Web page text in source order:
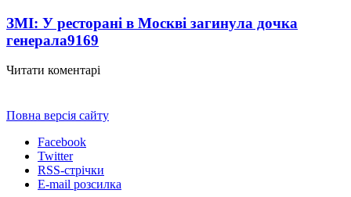
ЗМІ: У ресторані в Москві загинула дочка
генерала9169
Читати коментарі
Повна версія сайту
Facebook
Twitter
RSS-стрічки
E-mail розсилка